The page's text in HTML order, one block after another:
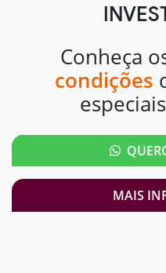
Conheça
condições
MAIS